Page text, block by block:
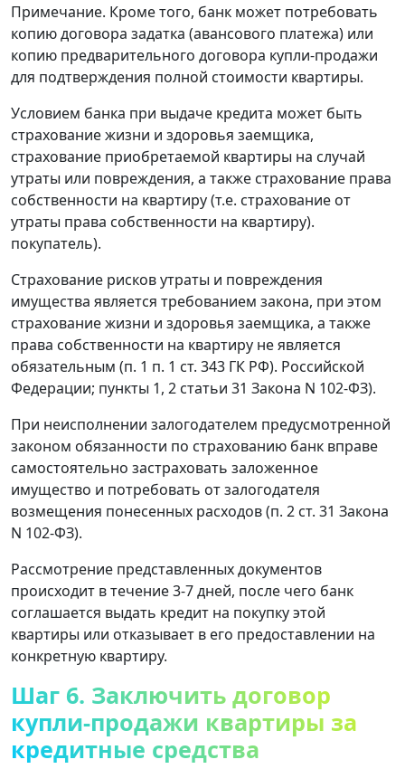
Примечание. Кроме того, банк может потребовать
копию договора задатка (авансового платежа) или
копию предварительного договора купли-продажи
для подтверждения полной стоимости квартиры.
Условием банка при выдаче кредита может быть
страхование жизни и здоровья заемщика,
страхование приобретаемой квартиры на случай
утраты или повреждения, а также страхование права
собственности на квартиру (т.е. страхование от
утраты права собственности на квартиру).
покупатель).
Страхование рисков утраты и повреждения
имущества является требованием закона, при этом
страхование жизни и здоровья заемщика, а также
права собственности на квартиру не является
обязательным (п. 1 п. 1 ст. 343 ГК РФ). Российской
Федерации; пункты 1, 2 статьи 31 Закона N 102-ФЗ).
При неисполнении залогодателем предусмотренной
законом обязанности по страхованию банк вправе
самостоятельно застраховать заложенное
имущество и потребовать от залогодателя
возмещения понесенных расходов (п. 2 ст. 31 Закона
N 102-ФЗ).
Рассмотрение представленных документов
происходит в течение 3-7 дней, после чего банк
соглашается выдать кредит на покупку этой
квартиры или отказывает в его предоставлении на
конкретную квартиру.
Шаг 6. Заключить договор
купли-продажи квартиры за
кредитные средства